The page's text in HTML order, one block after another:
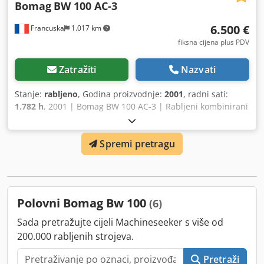
Francuska 1.017 km
Bomag BW 100 AC-3
6.500 €
fiksna cijena plus PDV
Zatražiti Nazvati
Stanje: rabljeno, Godina proizvodnje: 2001, radni sati:
1.782 h, 2001 | Bomag BW 100 AC-3 | Rabljeni kombinirani
valjak | 1782 radnih sati 📍 Lokacija: Francuska 🚛 Dostava
moguća do vaše lokacije – koristite naš kalkulator dostave
za procjenu troškova transporta! 💰 Kupi odmah za 6500
EUR ili pošaljite ponudu. Plaćanje pri isporuci dostupno uz
neovisni stručnjak 41 inspekcijska točka: 36 odobreno ✅ 5
inspektora: Stroj je mehanički ispravan i u funkcionalnom
stanju, no potrebne su manje popravke prije terenske
upotrebe. Glavni funkcionalni problemi su neispravna
vodena pumpa (sustav za polijevanje), curenje na jednoj
cijevi za gorivo te propuštanja na hidrauličkim spojnicama.
Spremi pretragu
Polovni Bomag Bw 100 (6)
Sada pretražujte cijeli Machineseeker s više od
200.000 rabljenih strojeva.
Pretraži